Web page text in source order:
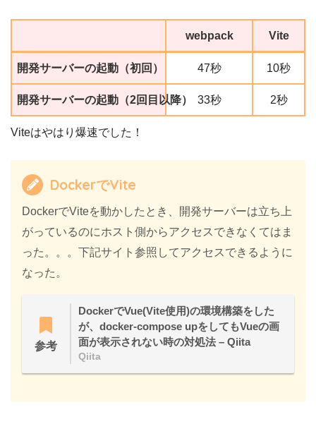
webpack Vite
開発サーバーの起動（初回） 47秒 10秒
開発サーバーの起動（2回目以降） 33秒 2秒
Viteはやはり爆速でした！
DockerでVite
DockerでViteを動かしたとき、開発サーバーは立ち上
がっているのにホスト側からアクセスできなくてはま
った。。。下記サイト参照してアクセスできるように
なった。
参考
DockerでVue(Vite使用)の環境構築をした
が、docker-compose upをしてもVueの画
面が表示されない時の対処法 – Qiita
Qiita